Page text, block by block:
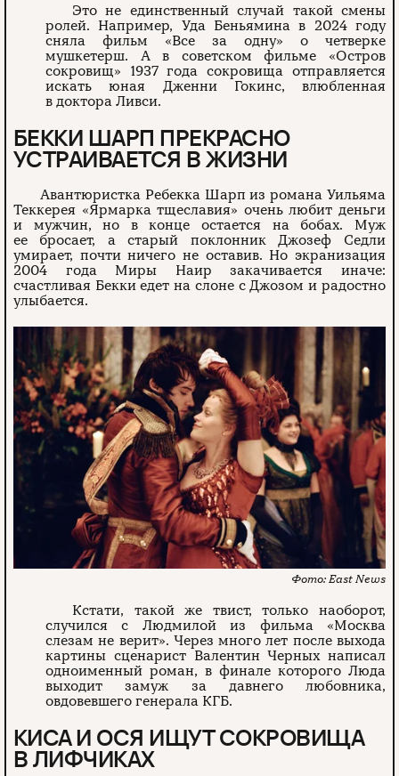
Это не единственный случай такой смены
ролей. Например, Уда Беньямина в 2024 году
сняла фильм «Все за одну» о четверке
мушкетерш. А в советском фильме «Остров
сокровищ» 1937 года сокровища отправляется
искать юная Дженни Гокинс, влюбленная
в доктора Ливси.
БЕККИ ШАРП ПРЕКРАСНО
УСТРАИВАЕТСЯ В ЖИЗНИ
Авантюристка Ребекка Шарп из романа Уильяма
Теккерея «Ярмарка тщеславия» очень любит деньги
и мужчин, но в конце остается на бобах. Муж
ее бросает, а старый поклонник Джозеф Седли
умирает, почти ничего не оставив. Но экранизация
2004 года Миры Наир закачивается иначе:
счастливая Бекки едет на слоне с Джозом и радостно
улыбается.
East News
Кстати, такой же твист, только наоборот,
случился с Людмилой из фильма «Москва
слезам не верит». Через много лет после выхода
картины сценарист Валентин Черных написал
одноименный роман, в финале которого Люда
выходит замуж за давнего любовника,
овдовевшего генерала КГБ.
КИСА И ОСЯ ИЩУТ СОКРОВИЩА
В ЛИФЧИКАХ